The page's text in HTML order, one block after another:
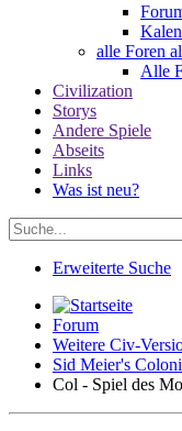
alle Foren
Alle
Civilization
Storys
Andere Spiele
Abseits
Links
Was ist neu?
Erweiterte Suche
Forum
Weitere Civ-
Sid Meier's
Col - Spiel des